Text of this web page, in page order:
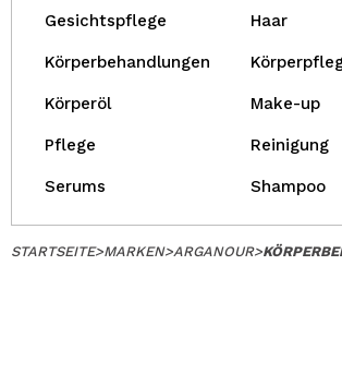
Gesichtspflege Haar
Körperbehandlungen
Körperöl Make-up
Pflege Reinigung
Serums Shampoo
STARTSEITE>MARKEN>ARGANOUR>